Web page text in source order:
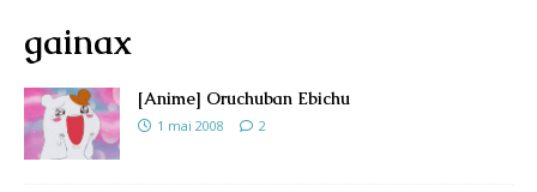
gainax
[Anime] Oruchuban Ebichu
1 mai 2008 2